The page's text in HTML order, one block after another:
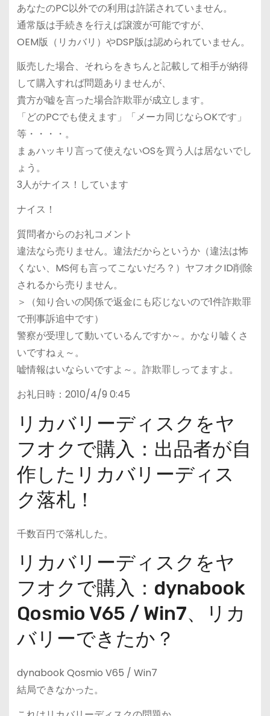
あなたのPC以外での利用は許諾されていません。
通常版は手続きを行えば譲渡が可能ですが、
OEM版（リカバリ）やDSP版は認められていません。
販売した場合、それらをきちんと記載して相手が納得
して購入すれば問題ありませんが、
貴方が嘘を言った場合詐欺罪が成立します。
「どのPCでも使えます」「メーカ同じならOKです」
等・・・・。
まぁハッキリ言って使えないOSを買う人は居ないでし
ょう。
3人がナイス！しています
ナイス！
質問者からのお礼コメント
違法なら売りません。違法だからというか（違法は怖
くない、MS何も言ってこないだろ？）ヤフオクID削除
されるから売りません。
＞（知り合いの関係で返金にも応じないので1件詐欺罪
で刑事訴追中です）
警察が受理して動いているんですか～。かなり嘘くさ
いですねぇ～。
嘘情報はいならいですよ～。詐欺罪しってますよ。
お礼日時：2010/4/9 0:45
リカバリーディスクをヤ
フオクで購入：出品者が自
作したリカバリーディス
ク落札！
千数百円で落札した。
リカバリーディスクをヤ
フオクで購入：dynabook
Qosmio V65 / Win7、リカ
バリーできたか？
dynabook Qosmio V65 / Win7
結局できなかった。